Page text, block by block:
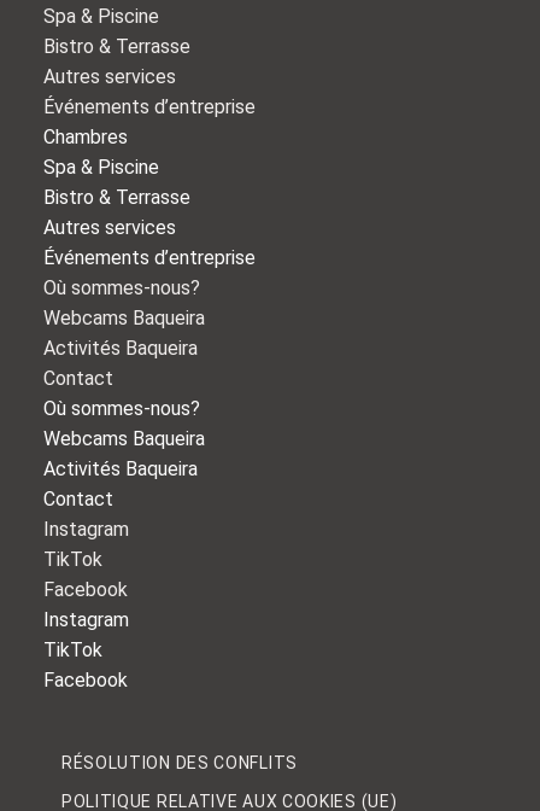
Spa & Piscine
Bistro & Terrasse
Autres services
Événements d’entreprise
Chambres
Spa & Piscine
Bistro & Terrasse
Autres services
Événements d’entreprise
Où sommes-nous?
Webcams Baqueira
Activités Baqueira
Contact
Où sommes-nous?
Webcams Baqueira
Activités Baqueira
Contact
Instagram
TikTok
Facebook
Instagram
TikTok
Facebook
RÉSOLUTION DES CONFLITS
POLITIQUE RELATIVE AUX COOKIES (UE)